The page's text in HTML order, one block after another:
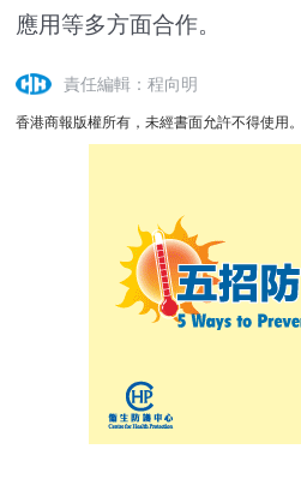
應用等多方面合作。
責任編輯：程向明
香港商報版權所有，未經書面允許不得使用。